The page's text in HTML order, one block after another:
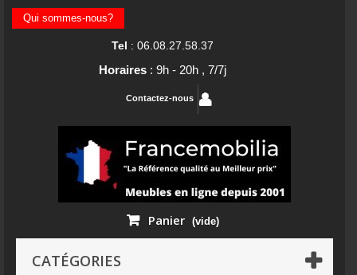
Qui sommes-nous?
Tel : 06.08.27.58.37
Horaires : 9h - 20h , 7/7j
Contactez-nous
Panier (vide)
CATÉGORIES